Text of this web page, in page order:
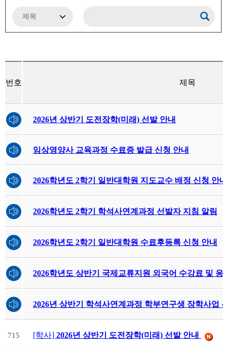
번호 제목
2026년 상반기 도전장학(미래) 선발 안내
임상영양사 교육과정 수료증 발급 신청 안내
2026학년도 2학기 일반대학원 지도교수 배정 신청 안내
2026학년도 2학기 학석사연계과정 선발자 지침 알림
2026학년도 2학기 일반대학원 수료후등록 신청 안내
2026학년도 상반기 국제교류지원 외국어 수강료 및
2026년 상반기 학석사연계과정 학부연구생 장학사업
715 [학사] 2026년 상반기 도전장학(미래) 선발 안내